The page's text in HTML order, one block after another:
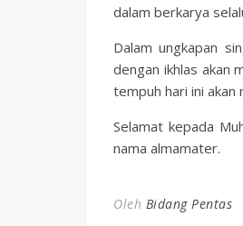
dalam berkarya
Dalam ungkapan
dengan ikhlas akan
tempuh hari ini akan
Selamat kepada
nama almamater.
Oleh Bidang Pentas